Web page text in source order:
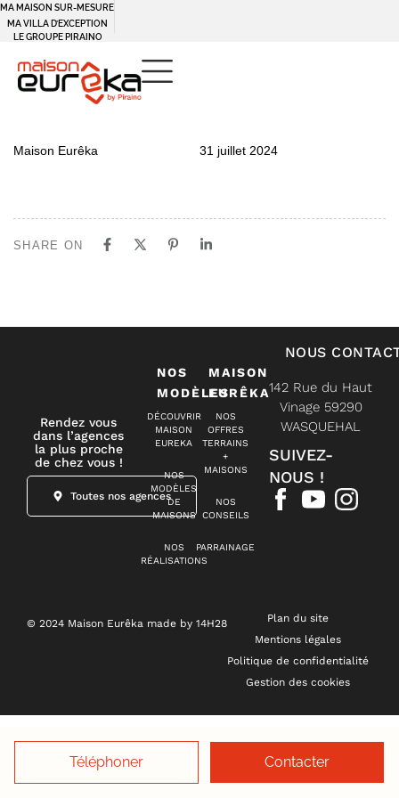
Téléphoner Contacter
MA MAISON SUR-MESURE
MA VILLA D’EXCEPTION
LE GROUPE PIRAINO
IN:
Maison Eurêka
on:
31 juillet 2024
SHARE ON
Rendez vous
dans l’agences
la plus proche
de chez vous !
Toutes nos agences
NOS
MODÈLES
DÉCOUVRIR
MAISON
EUREKA
NOS
MODÈLES
DE
MAISONS
NOS
RÉALISATIONS
MAISON
EURÊKA
NOS
OFFRES
TERRAINS
+
MAISONS
NOS
CONSEILS
PARRAINAGE
NOUS
142 Rue du Haut
Vinage 59290
WASQUEHAL
SUIVEZ-
NOUS !
© 2024 Maison Eurêka made by 14H28
Plan du site
Mentions légales
Politique de confidentialité
Gestion des cookies